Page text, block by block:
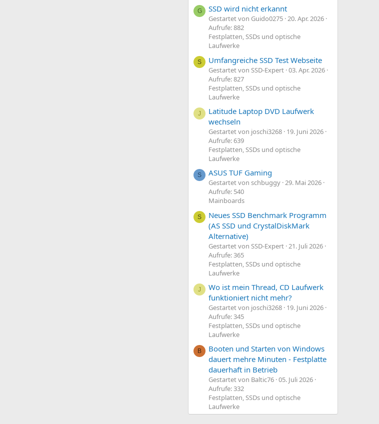
G SSD wird nicht erkannt
Gestartet von Guido0275 20. Apr. 2026
Aufrufe: 882
Festplatten, SSDs und optische
Laufwerke
S Umfangreiche SSD Test Webseite
Gestartet von SSD-Expert 03. Apr. 2026
Aufrufe: 827
Festplatten, SSDs und optische
Laufwerke
J
Latitude Laptop DVD Laufwerk
wechseln
Gestartet von joschi3268 19. Juni 2026
Aufrufe: 639
Festplatten, SSDs und optische
Laufwerke
S ASUS TUF Gaming
Gestartet von schbuggy 29. Mai 2026
Aufrufe: 540
Mainboards
S
Neues SSD Benchmark Programm
(AS SSD und CrystalDiskMark
Alternative)
Gestartet von SSD-Expert 21. Juli 2026
Aufrufe: 365
Festplatten, SSDs und optische
Laufwerke
J
Wo ist mein Thread, CD Laufwerk
funktioniert nicht mehr?
Gestartet von joschi3268 19. Juni 2026
Aufrufe: 345
Festplatten, SSDs und optische
Laufwerke
B
Booten und Starten von Windows
dauert mehre Minuten - Festplatte
dauerhaft in Betrieb
Gestartet von Baltic76 05. Juli 2026
Aufrufe: 332
Festplatten, SSDs und optische
Laufwerke